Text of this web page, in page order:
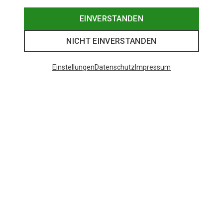
EINVERSTANDEN
NICHT EINVERSTANDEN
EinstellungenDatenschutz Impressum